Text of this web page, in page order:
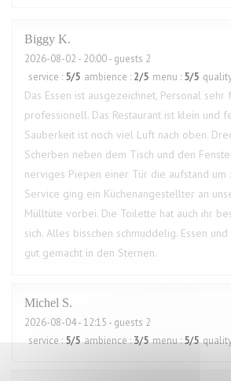
Biggy K
2026-08-02 - 20:00 - guests 2
service : 5/5 ambience : 2/5 menu : 5/5
Das Essen ist ausgezeichnet, Personal sehr
professionell. Das Restaurant ist klein und
Sauberkeit ist noch viel Luft nach oben.
Scherben neben dem Tisch und den
nerviges Piepen einer Tür die aufstand um
Service ging ein Küchenangestellter an
Mülltüte vorbei. Die Toilette hat auch ihr
sich. Alles bisschen schmuddelig. Essen
gut gemacht in den Sternen.
Michel S
2026-08-04- 12:15 - guests 2
service : 5/5 ambience:3/5 menu:5/5